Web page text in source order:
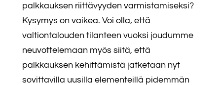
palkkauksen riittävyyden varmistamiseksi?
Kysymys on vaikea. Voi olla, että
valtiontalouden tilanteen vuoksi joudumme
neuvottelemaan myös siitä, että
palkkauksen kehittämistä jatketaan nyt
sovittavilla uusilla elementeillä pidemmän